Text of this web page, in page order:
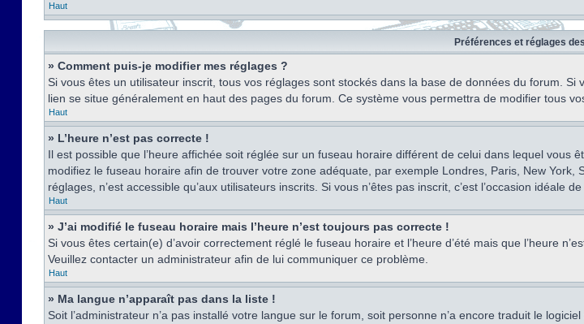
Haut
Préférences et réglages
» Comment puis-je modifier mes réglages ?
Si vous êtes un utilisateur inscrit, tous vos réglages sont stockés dans la base de données du forum.
lien se situe généralement en haut des pages du forum. Ce système vous permettra de modifier tous
Haut
» L’heure n’est pas correcte !
Il est possible que l’heure affichée soit réglée sur un fuseau horaire différent de celui dans lequel vous
modifiez le fuseau horaire afin de trouver votre zone adéquate, par exemple Londres, Paris, New
réglages, n’est accessible qu’aux utilisateurs inscrits. Si vous n’êtes pas inscrit, c’est l’occasion idéale de
Haut
» J’ai modifié le fuseau horaire mais l’heure n’est toujours pas correcte !
Si vous êtes certain(e) d’avoir correctement réglé le fuseau horaire et l’heure d’été mais que l’heure
Veuillez contacter un administrateur afin de lui communiquer ce problème.
Haut
» Ma langue n’apparaît pas dans la liste !
Soit l’administrateur n’a pas installé votre langue sur le forum, soit personne n’a encore traduit le